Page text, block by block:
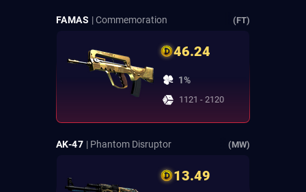
FAMAS | Commemoration (FT)
46.24
1%
1121 - 2120
AK-47 | Phantom Disruptor (MW)
13.49